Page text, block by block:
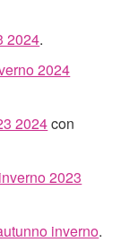
2024.
2024
2024con
2023
inverno.